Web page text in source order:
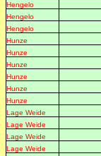
Hengelo
Hengelo
Hengelo
Hunze
Hunze
Hunze
Hunze
Hunze
Hunze
Lage Weide
Lage Weide
Lage Weide
Lage Weide